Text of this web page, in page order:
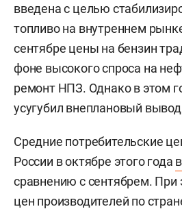
введена с целью
топливо на внутреннем
сентябре цены на бензин
фоне высокого спроса на
ремонт НПЗ. Однако в этом
усугубил внеплановый
Средние потребительские
России в октябре этого года
сравнению с сентябрем. При
цен производителей по